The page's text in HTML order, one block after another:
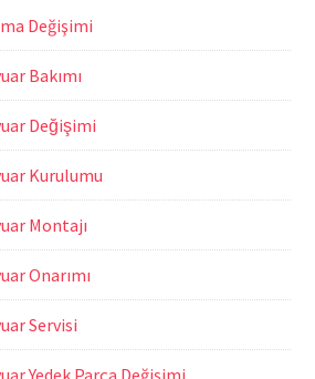
Değişimi
Bakımı
Değişimi
Kurulumu
Montajı
Onarımı
Servisi
Yedek Parça Değişimi